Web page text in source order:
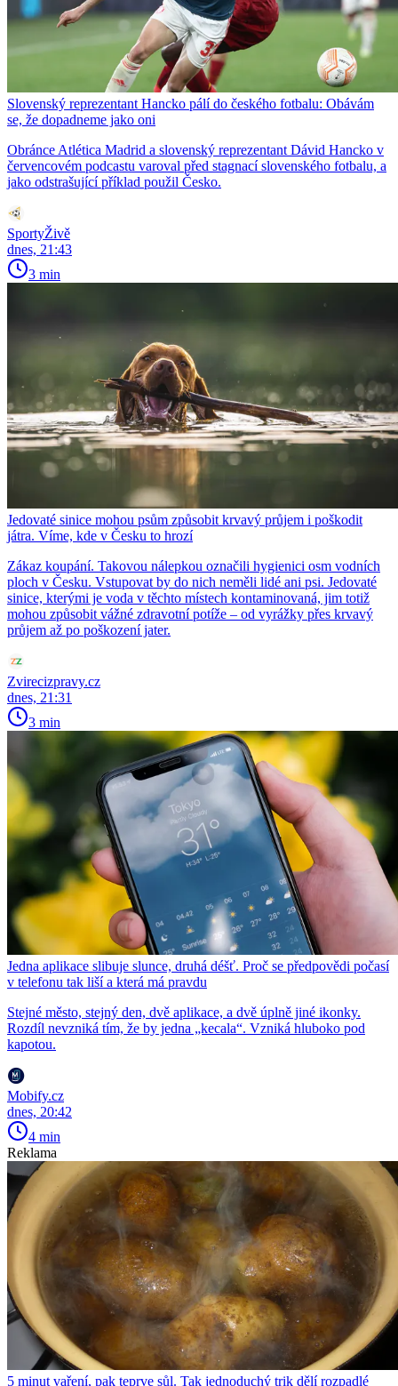
Slovenský reprezentant Hancko pálí do českého fotbalu: Obávám
se, že dopadneme jako oni
Obránce Atlética Madrid a slovenský reprezentant Dávid Hancko v
červencovém podcastu varoval před stagnací slovenského fotbalu, a
jako odstrašující příklad použil Česko.
SportyŽivě
dnes, 21:43
3 min
Jedovaté sinice mohou psům způsobit krvavý průjem i poškodit
játra. Víme, kde v Česku to hrozí
Zákaz koupání. Takovou nálepkou označili hygienici osm vodních
ploch v Česku. Vstupovat by do nich neměli lidé ani psi. Jedovaté
sinice, kterými je voda v těchto místech kontaminovaná, jim totiž
mohou způsobit vážné zdravotní potíže – od vyrážky přes krvavý
průjem až po poškození jater.
Zvirecizpravy.cz
dnes, 21:31
3 min
Jedna aplikace slibuje slunce, druhá déšť. Proč se předpovědi počasí
v telefonu tak liší a která má pravdu
Stejné město, stejný den, dvě aplikace, a dvě úplně jiné ikonky.
Rozdíl nevzniká tím, že by jedna „kecala“. Vzniká hluboko pod
kapotou.
Mobify.cz
dnes, 20:42
4 min
Reklama
5 minut vaření, pak teprve sůl. Tak jednoduchý trik dělí rozpadlé